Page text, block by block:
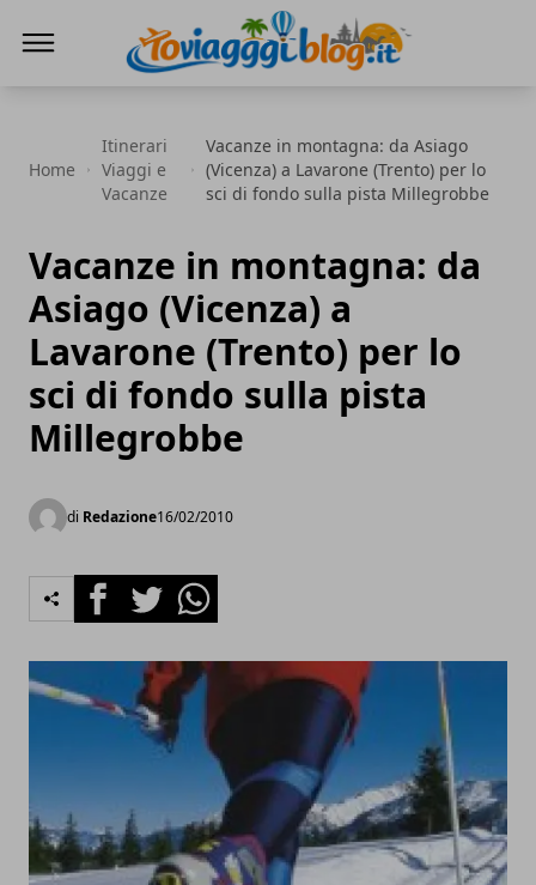
Home
Itinerari
Viaggi e
Vacanze
Vacanze in montagna: da Asiago
(Vicenza) a Lavarone (Trento) per lo
sci di fondo sulla pista Millegrobbe
Vacanze in montagna: da
Asiago (Vicenza) a
Lavarone (Trento) per lo
sci di fondo sulla pista
Millegrobbe
di Redazione16/02/2010
FacebookTwitterWhatsapp